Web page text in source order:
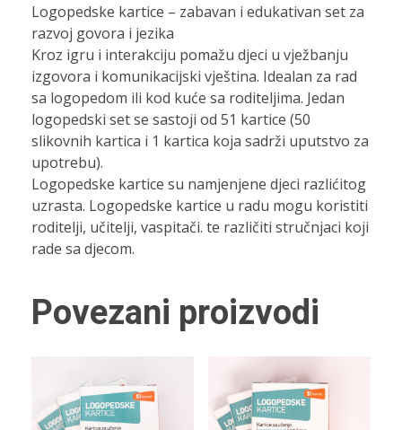
Logopedske kartice – zabavan i edukativan set za
razvoj govora i jezika
Kroz igru i interakciju pomažu djeci u vježbanju
izgovora i komunikacijski vještina. Idealan za rad
sa logopedom ili kod kuće sa roditeljima. Jedan
logopedski set se sastoji od 51 kartice (50
slikovnih kartica i 1 kartica koja sadrži uputstvo za
upotrebu).
Logopedske kartice su namjenjene djeci razlićitog
uzrasta. Logopedske kartice u radu mogu koristiti
roditelji, učitelji, vaspitači. te različiti stručnjaci koji
rade sa djecom.
Povezani proizvodi